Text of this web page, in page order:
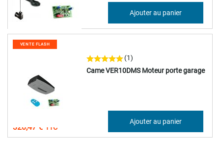
322,92 €
269,10 € Ajouter au panier
VENTE FLASH
Came VER10DMS Moteur porte garage
(1)
320,47 €
Ajouter au panier